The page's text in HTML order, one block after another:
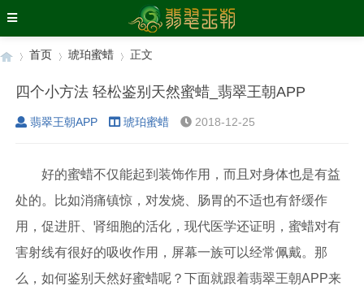
›
首页
›
琥珀蜜蜡
›
正文
四个小方法 轻松鉴别天然蜜蜡_翡翠王朝APP
翡翠王朝APP 琥珀蜜蜡 2018-12-25
好的蜜蜡不仅能起到装饰作用，而且对身体也是有益
处的。比如消痛镇惊，对发烧、肠胃的不适也有舒缓作
用，促进肝、肾细胞的活化，现代医学还证明，蜜蜡对有
害射线有很好的吸收作用，屏幕一族可以经常佩戴。那
么，如何鉴别天然好蜜蜡呢？下面就跟着翡翠王朝APP来